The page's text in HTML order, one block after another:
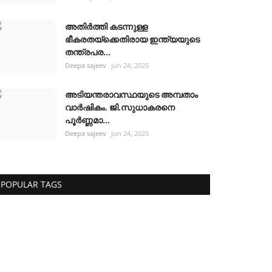
അതിർത്തി കടന്നുള്ള
ഭീകരതയ്ക്കെതിരായ ഇന്ത്യയുടെ
തന്ത്രപര...
Deepa sajeev Jun 24, 2025
അടിയന്തരാവസ്ഥയുടെ അമ്പതാം
വാർഷികം. ജി.സുധാകരനെ
പൂർണ്ണമാ...
Deepa sajeev Jun 24, 2025
POPULAR TAGS